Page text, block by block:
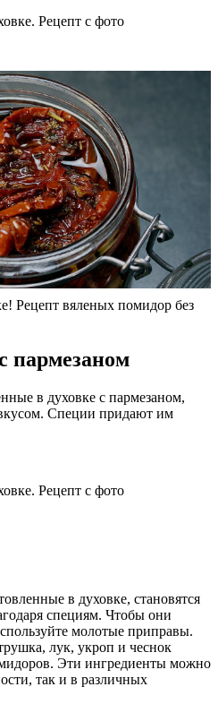
Рецепт вяленых помидор без
пармезаном
в духовке с пармезаном,
Специи придают им
в духовке, становятся
специям. Чтобы они
молотые приправы.
лук, укроп и чеснок
Эти ингредиенты можно
так и в различных